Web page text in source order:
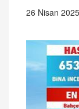
26 Nisan